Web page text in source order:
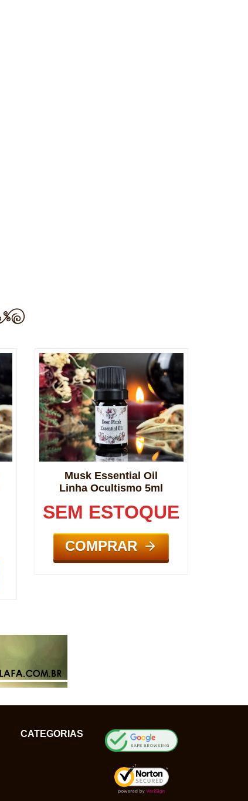
Musk Essential Oil
Linha Ocultismo 5ml
SEM ESTOQUE
COMPRAR
CATEGORIAS